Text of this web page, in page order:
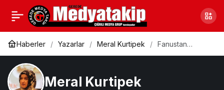
Haberler Yazarlar Meral Kurtipek
Fanustan
Meral Kurtipek
Yeni Dünyaya Seyahat
-16-
Paylaş